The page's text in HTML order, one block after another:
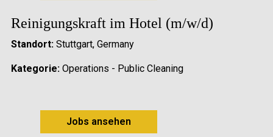
Reinigungskraft im Hotel (m/w/d)
Standort:Stuttgart, Germany
Kategorie:Operations - Public Cleaning
Jobs ansehen